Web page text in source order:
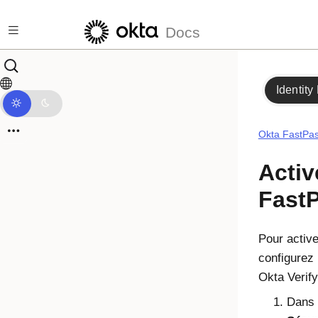
Docs
Identity
Okta
Pour
configurez
Okta Verify
Dans